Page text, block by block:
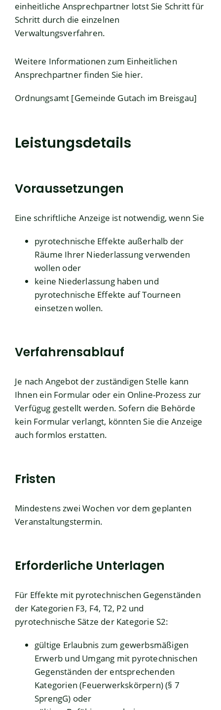
einheitliche Ansprechpartner lotst Sie Schritt für
Schritt durch die einzelnen
Verwaltungsverfahren.
Weitere Informationen zum Einheitlichen
Ansprechpartner finden Sie hier.
Ordnungsamt [Gemeinde Gutach im Breisgau]
Leistungsdetails
Voraussetzungen
Eine schriftliche Anzeige ist notwendig, wenn Sie
pyrotechnische Effekte außerhalb der
Räume Ihrer Niederlassung verwenden
wollen oder
keine Niederlassung haben und
pyrotechnische Effekte auf Tourneen
einsetzen wollen.
Verfahrensablauf
Je nach Angebot der zuständigen Stelle kann
Ihnen ein Formular oder ein Online-Prozess zur
Verfügug gestellt werden. Sofern die Behörde
kein Formular verlangt, könnten Sie die Anzeige
auch formlos erstatten.
Fristen
Mindestens zwei Wochen vor dem geplanten
Veranstaltungstermin.
Erforderliche Unterlagen
Für Effekte mit pyrotechnischen Gegenständen
der Kategorien F3, F4, T2, P2 und
pyrotechnische Sätze der Kategorie S2:
gültige Erlaubnis zum gewerbsmäßigen
Erwerb und Umgang mit pyrotechnischen
Gegenständen der entsprechenden
Kategorien (Feuerwerkskörpern) (§ 7
SprengG) oder